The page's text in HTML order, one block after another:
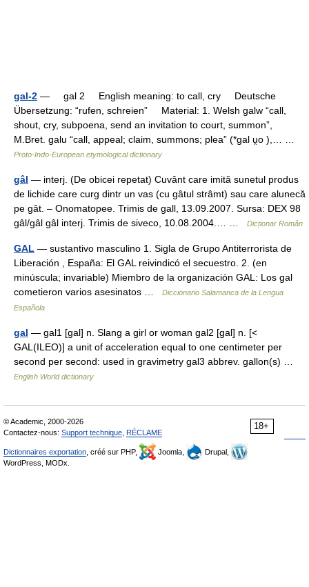
gal-2 — gal 2 English meaning: to call, cry Deutsche
Übersetzung: “rufen, schreien” Material: 1. Welsh galw “call,
shout, cry, subpoena, send an invitation to court, summon”,
M.Bret. galu “call, appeal; claim, summons; plea” (*gal u̯o ),… …
Proto-Indo-European etymological dictionary
gâl — interj. (De obicei repetat) Cuvânt care imită sunetul produs
de lichide care curg dintr un vas (cu gâtul strâmt) sau care alunecă
pe gât. – Onomatopee. Trimis de gall, 13.09.2007. Sursa: DEX 98
gâl/gâl gâl interj. Trimis de siveco, 10.08.2004.… …
Dicționar Român
GAL — sustantivo masculino 1. Sigla de Grupo Antiterrorista de
Liberación , España: El GAL reivindicó el secuestro. 2. (en
minúscula; invariable) Miembro de la organización GAL: Los gal
cometieron varios asesinatos …
Diccionario Salamanca de la Lengua
Española
gal — gal1 [gal] n. Slang a girl or woman gal2 [gal] n. [<
GAL(ILEO)] a unit of acceleration equal to one centimeter per
second per second: used in gravimetry gal3 abbrev. gallon(s) …
English World dictionary
18+
© Academic, 2000-2026
Contactez-nous: Support technique RÉCLAME
Dictionnaires exportation , créé sur PHP, Joomla,
Drupal,
WordPress, MODx.